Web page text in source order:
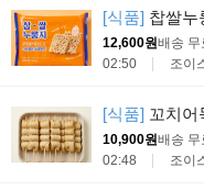
[식품] 찹쌀누
12,600원배송 무
02:50
조이
[식품] 꼬치어
10,900원배송 무
02:48
조이